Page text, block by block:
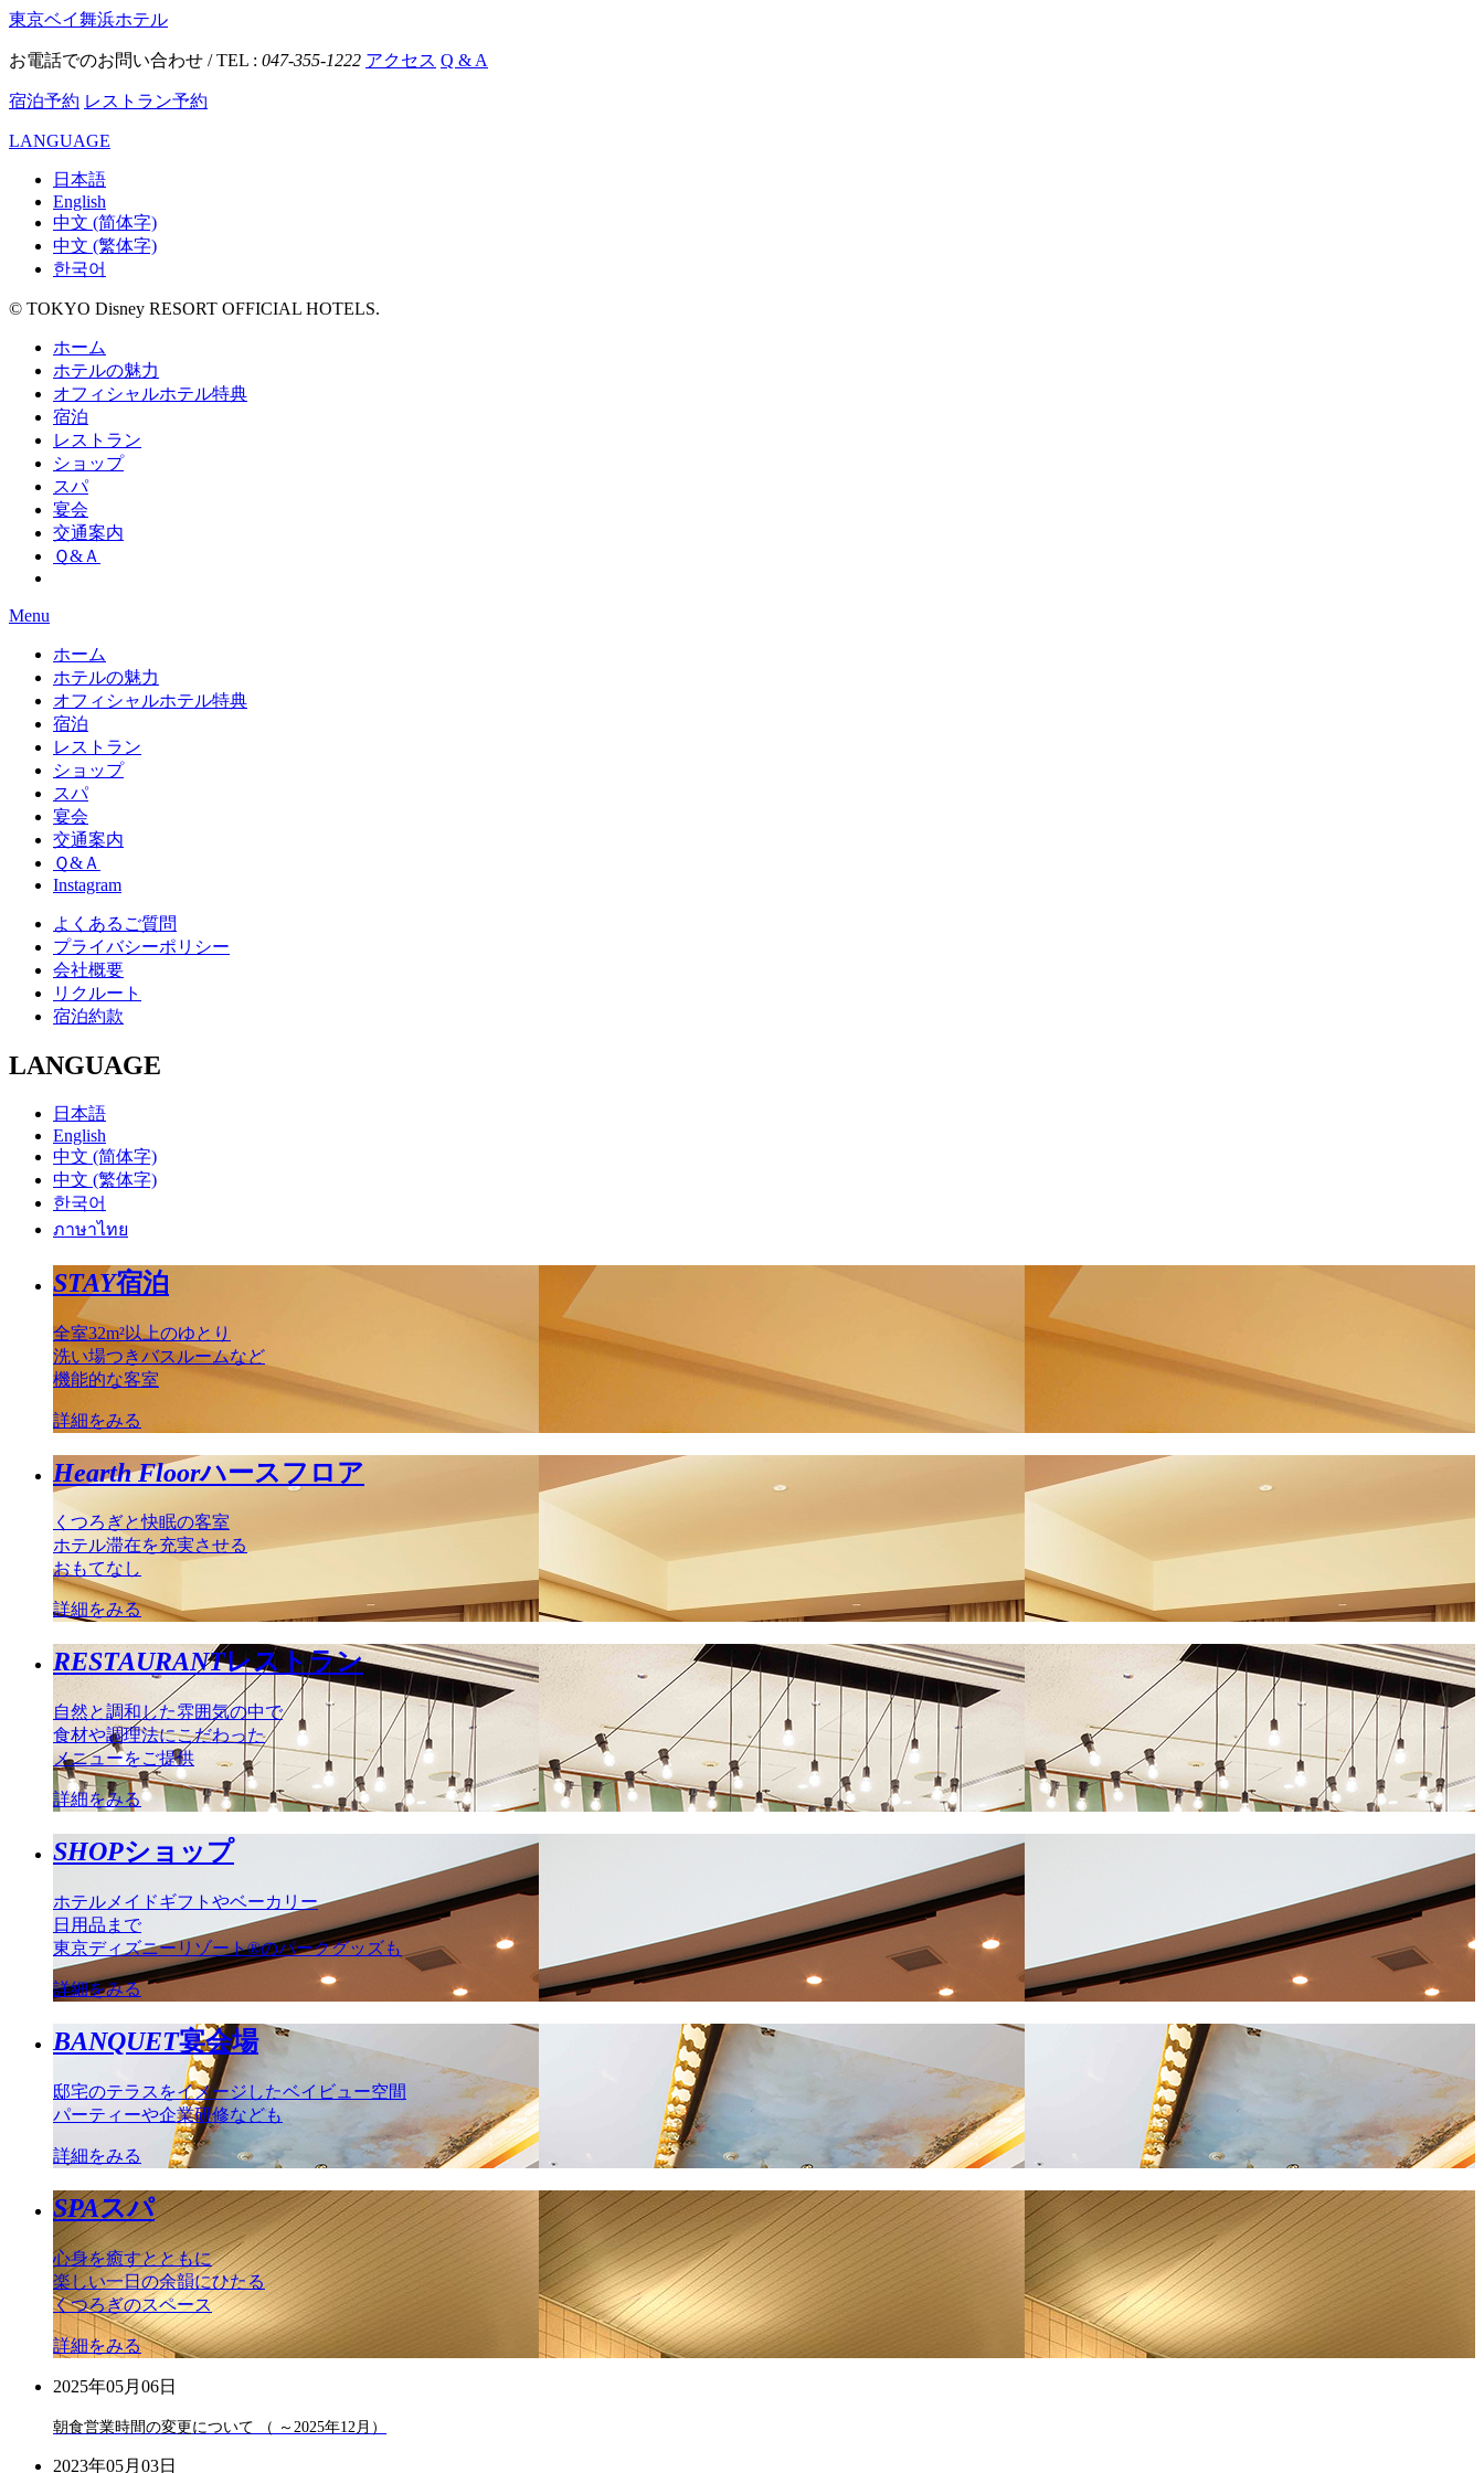
東京ベイ舞浜ホテル
お電話でのお問い合わせ / TEL : 047-355-1222 アクセス Q & A
宿泊予約 レストラン予約
LANGUAGE
日本語
English
中文 (简体字)
中文 (繁体字)
한국어
© TOKYO Disney RESORT OFFICIAL HOTELS.
ホーム
ホテルの魅力
オフィシャルホテル特典
宿泊
レストラン
ショップ
スパ
宴会
交通案内
Ｑ&Ａ
Menu
ホーム
ホテルの魅力
オフィシャルホテル特典
宿泊
レストラン
ショップ
スパ
宴会
交通案内
Ｑ&Ａ
Instagram
よくあるご質問
プライバシーポリシー
会社概要
リクルート
宿泊約款
LANGUAGE
日本語
English
中文 (简体字)
中文 (繁体字)
한국어
ภาษาไทย
STAY宿泊
全室32m²以上のゆとり
洗い場つきバスルームなど
機能的な客室
詳細をみる
Hearth Floorハースフロア
くつろぎと快眠の客室
ホテル滞在を充実させる
おもてなし
詳細をみる
RESTAURANTレストラン
自然と調和した雰囲気の中で
食材や調理法にこだわった
メニューをご提供
詳細をみる
SHOPショップ
ホテルメイドギフトやベーカリー
日用品まで
東京ディズニーリゾート®のパークグッズも
詳細をみる
BANQUET宴会場
邸宅のテラスをイメージしたベイビュー空間
パーティーや企業研修なども
詳細をみる
SPAスパ
心身を癒すとともに
楽しい一日の余韻にひたる
くつろぎのスペース
詳細をみる
2025年05月06日
朝食営業時間の変更について （ ～2025年12月）
2023年05月03日